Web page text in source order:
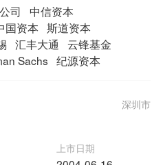
司
中信资本
国资本 斯道资本
汇丰大通
云锋基金
Sachs 纪源资本
深圳市
上市日期